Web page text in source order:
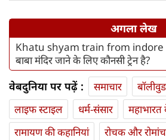
अगला लेख
Khatu shyam train from indore :
बाबा मंदिर जाने के लिए कौनसी ट्रेन है?
वेबदुनिया पर पढ़ें : समाचार बॉलीवुड
लाइफ स्‍टाइल
धर्म-संसार
रामायण की कहानियां
रोचक और